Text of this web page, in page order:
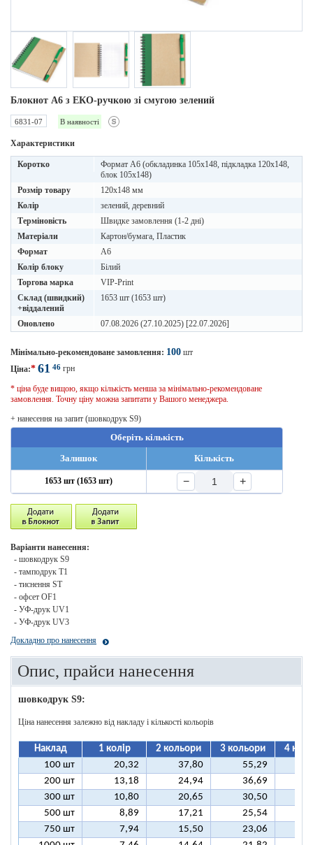
Блокнот A6 з ЕКО-ручкою зі смугою зелений
6831-07 В наявності
Характеристики
Коротко
Формат А6 (обкладинка 105х148, підкладка 120х148,
блок 105х148)
Розмір товару
120x148 мм
Колір
зелений, деревний
Терміновість
Швидке замовлення (1-2 дні)
Матеріали
Картон/бумага, Пластик
Формат
A6
Колір блоку
Білий
Торгова марка
VIP-Print
Склад (швидкий)
+віддалений
1653 шт (1653 шт)
Оновлено 07.08.2026 (27.10.2025) [22.07.2026]
Мінімально-рекомендоване замовлення: 100 шт
Ціна:* 61 46 грн
* ціна буде вищою, якщо кількість менша за мінімально-рекомендоване
замовлення. Точну ціну можна запитати у Вашого менеджера.
+ нанесення на запит (шовкодрук S9)
Оберіть кількість
Залишок
Кількість
1653 шт (1653 шт) − +
Варіанти нанесення:
- шовкодрук S9
- тамподрук T1
- тиснення ST
- офсет OF1
- УФ-друк UV1
- УФ-друк UV3
Докладно про нанесення
Опис, прайси нанесення
шовкодрук S9:
Ціна нанесення залежно від накладу і кількості кольорів
Наклад 1 колір 2 кольори 3 кольори
4
100 шт
20,32 37,80 55,29
200 шт
13,18 24,94 36,69
300 шт
10,80 20,65 30,50
500 шт
8,89 17,21 25,54
750 шт
7,94 15,50 23,06